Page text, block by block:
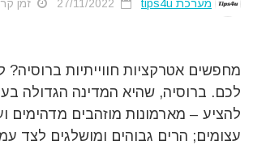
מערכת tips4u זמן
מחפשים אטרקציות חווייתיות ברוסיה?
לכם. ברוסיה, שהיא המדינה הגדולה
להציע – מארמונות מוזהבים מדהימים
עצומים; הרים גבוהים ומושלגים לצד